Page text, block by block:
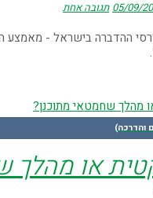
05/09/ תגובה אחת
והדרכה)
או מהלך